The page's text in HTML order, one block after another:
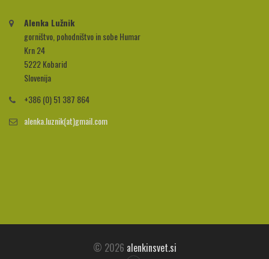
Alenka Lužnik
gorništvo, pohodništvo in sobe Humar
Krn 24
5222 Kobarid
Slovenija
+386 (0) 51 387 864
alenka.luznik(at)gmail.com
© 2026 alenkinsvet.si